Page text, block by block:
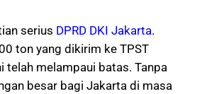
serius DPRD DKI Jakarta.
ton yang dikirim ke TPST
melampaui batas. Tanpa
besar bagi Jakarta di masa